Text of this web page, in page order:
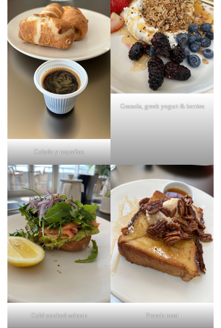
Colada y tequeños
Granola, greek yogurt & berries
Cold smoked salmon French toast